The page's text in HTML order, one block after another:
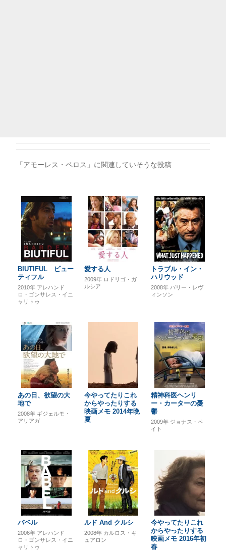
「アモーレス・ペロス」に関連していそうな投稿
BIUTIFUL ビュー
ティフル
2010年 アレハンド
ロ・ゴンサレス・イニ
ャリトゥ
愛する人
2009年 ロドリゴ・ガ
ルシア
トラブル・イン・
ハリウッド
2008年 バリー・レヴ
ィンソン
あの日、欲望の大
地で
2008年 ギジェルモ・
アリアガ
今やってたりこれ
からやったりする
映画メモ 2014年晩
夏
精神科医ヘンリ
ー・カーターの憂
鬱
2009年 ジョナス・ペ
イト
バベル
2006年 アレハンド
ロ・ゴンサレス・イニ
ャリトゥ
ルド And クルシ
2008年 カルロス・キ
ュアロン
今やってたりこれ
からやったりする
映画メモ 2016年初
春